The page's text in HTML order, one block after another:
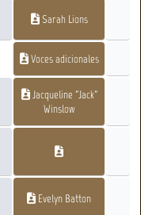
Sarah Lions
Voces adicionales
Jacqueline "Jack"
Winslow
Evelyn Batton